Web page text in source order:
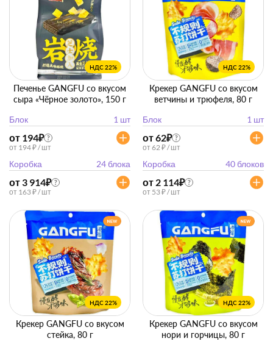
НДС 22%
Печенье GANGFU со вкусом
сыра «Чёрное золото», 150 г
Блок
1 шт
от 194₽ ?
от 194 ₽ / шт
Коробка 24 блока
от 3 914₽ ?
от 163 ₽ / шт
НДС 22%
Крекер GANGFU со вкусом
ветчины и трюфеля, 80 г
Блок
1 шт
от 62₽ ?
от 62 ₽ / шт
Коробка 40 блоков
от 2 114₽ ?
от 53 ₽ / шт
НДС 22%
Крекер GANGFU со вкусом
стейка, 80 г
НДС 22%
Крекер GANGFU со вкусом
нори и горчицы, 80 г